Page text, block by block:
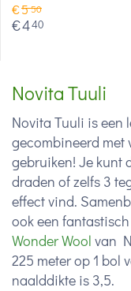
Novita Tuuli
Novita Tuuli is een
gecombineerd met
gebruiken! Je kunt
draden of zelfs 3
effect vind.
ook een
Wonder Wool van
225 meter op 1 bol
naalddikte is 3,5.
€550
€440